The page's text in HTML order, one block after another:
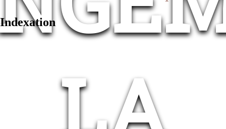
LA
Indexation